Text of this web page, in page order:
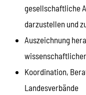
gesellschaftliche
darzustellen und
Auszeichnung
Koordination,
Landesverbände